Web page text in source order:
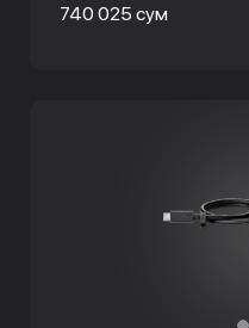
740 025 сум